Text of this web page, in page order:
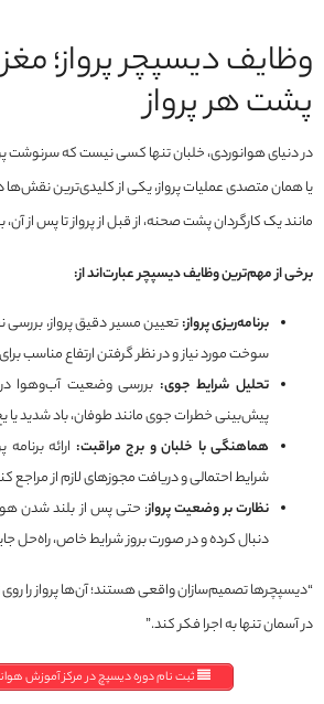
وظایف دیسپچر پرواز؛
پشت هر پرواز
در دنیای هوانوردی، خلبان تنها کسی نیست که سرنوشت
یا همان متصدی عملیات پرواز، یکی از کلیدی‌ترین نقش‌ها
مانند یک کارگردان پشت صحنه، از قبل از پرواز تا پس از
برخی از مهم‌ترین وظایف دیسپچر عبارت‌اند از:
برنامه‌ریزی پرواز:تعیین مسیر دقیق پرواز،
سوخت مورد نیاز و در نظر گرفتن ارتفاع مناسب برای
تحلیل شرایط جوی: بررسی وضعیت آب‌وهوا در
پیش‌بینی خطرات جوی مانند طوفان، باد شدید یا
هماهنگی با خلبان و برج مراقبت: ارائه
شرایط احتمالی و دریافت مجوزهای لازم از مراجع
نظارت بر وضعیت پرواز: حتی پس از بلند شدن
دنبال کرده و در صورت بروز شرایط خاص، راه‌حل
“دیسپچرها تصمیم‌سازان واقعی هستند؛ آن‌ها پرواز را
در آسمان تنها به اجرا فکر کند.”
ثبت نام دوره دیسپچ در مرکز آموزش